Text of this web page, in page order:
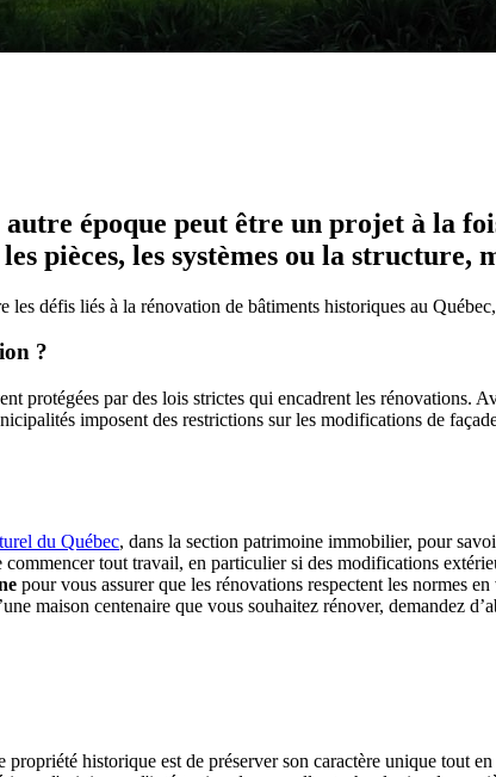
époque peut être un projet à la
pièces, les systèmes ou la structure,
les défis liés à la rénovation de bâtiments historiques au
?
protégées par des lois strictes qui encadrent les
imposent des restrictions sur les modifications de
du Québec, dans la section patrimoine immobilier, pour
commencer tout travail, en particulier si des modifications
pour vous assurer que les rénovations respectent les normes en
maison centenaire que vous souhaitez rénover, demandez
historique est de préserver son caractère unique tout